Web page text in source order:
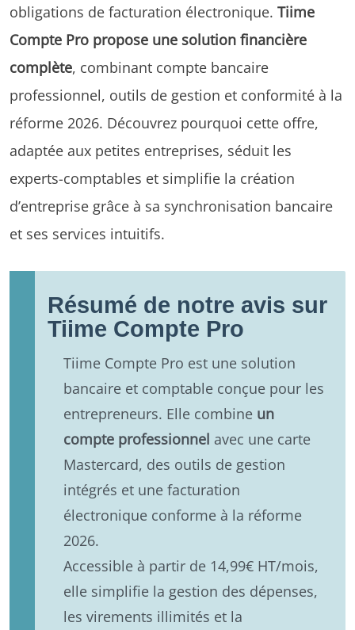
obligations de facturation électronique. Tiime
Compte Pro propose une solution financière
complète, combinant compte bancaire
professionnel, outils de gestion et conformité à la
réforme 2026. Découvrez pourquoi cette offre,
adaptée aux petites entreprises, séduit les
experts-comptables et simplifie la création
d’entreprise grâce à sa synchronisation bancaire
et ses services intuitifs.
Résumé de notre avis sur
Tiime Compte Pro
Tiime Compte Pro est une solution
bancaire et comptable conçue pour les
entrepreneurs. Elle combine un
compte professionnel avec une carte
Mastercard, des outils de gestion
intégrés et une facturation
électronique conforme à la réforme
2026.
Accessible à partir de 14,99€ HT/mois,
elle simplifie la gestion des dépenses,
les virements illimités et la